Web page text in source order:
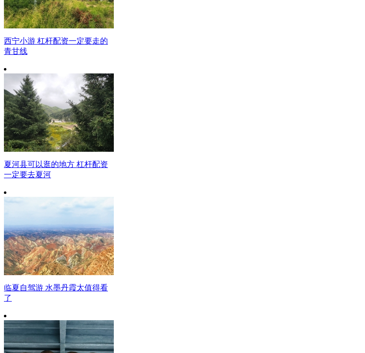
西宁小游 杠杆配资一定要走的
青甘线
夏河县可以逛的地方 杠杆配资
一定要去夏河
临夏自驾游 水墨丹霞太值得看
了